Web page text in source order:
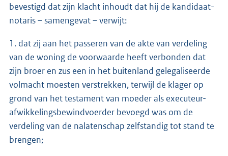
bevestigd dat zijn klacht inhoudt dat hij de kandidaat-
notaris – samengevat – verwijt:
1. dat zij aan het passeren van de akte van verdeling
van de woning de voorwaarde heeft verbonden dat
zijn broer en zus een in het buitenland gelegaliseerde
volmacht moesten verstrekken, terwijl de klager op
grond van het testament van moeder als executeur-
afwikkelingsbewindvoerder bevoegd was om de
verdeling van de nalatenschap zelfstandig tot stand te
brengen;